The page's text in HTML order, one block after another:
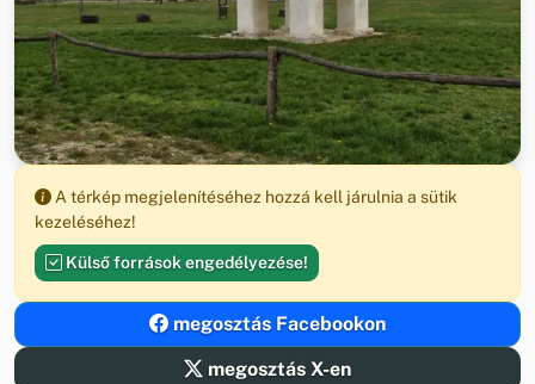
A térkép megjelenítéséhez hozzá kell járulnia a sütik
kezeléséhez!
Külső források engedélyezése!
megosztás Facebookon
megosztás X-en